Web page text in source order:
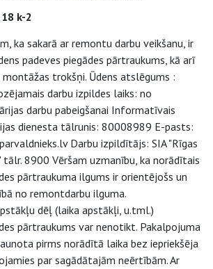
k-2
ka sakarā ar remontu darbu veikšanu, ir
padeves piegādes pārtraukums, kā arī
trokšņi. Ūdens atslēgums :
darbu izpildes laiks: no
darbu pabeigšanai Informatīvais
dienesta tālrunis: 80008989 E-pasts:
Darbu izpildītājs: SIA "Rīgas
tālr. 8900 Vēršam uzmanību, ka norādītais
pārtraukuma ilgums ir orientējošs un
no remontdarbu ilguma.
dēļ (laika apstākļi, u.tml.)
pārtraukums var nenotikt. Pakalpojuma
pirms norādītā laika bez iepriekšēja
par sagādātajām neērtībām. Ar